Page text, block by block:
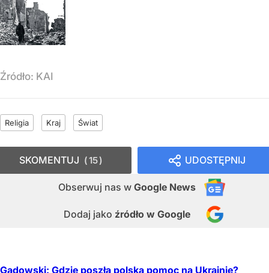
Źródło: KAI
Religia Kraj Świat
UDOSTĘPNIJ
Obserwuj nas w Google News
Dodaj jako źródło w Google
SKOMENTUJ 15
Gadowski: Gdzie poszła polska pomoc na Ukrainie?